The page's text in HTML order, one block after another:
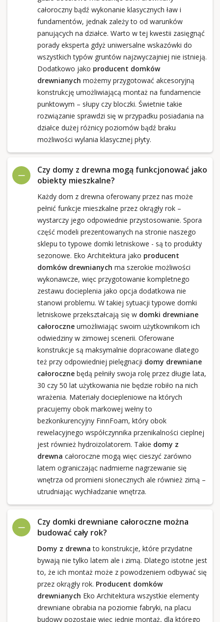
całoroczny bądź wykonanie klasycznych ław i
fundamentów, jednak zależy to od warunków
panujących na działce. Warto w tej kwestii zasięgnąć
porady eksperta gdyż uniwersalne wskazówki do
wszystkich typów gruntów najzwyczajniej nie istnieją.
Dodatkowo jako producent domków
drewnianych możemy przygotować akcesoryjną
konstrukcję umożliwiającą montaż na fundamencie
punktowym – słupy czy bloczki. Świetnie takie
rozwiązanie sprawdzi się w przypadku posiadania na
działce dużej różnicy poziomów bądź braku
możliwości wylania klasycznej płyty.
Czy domy z drewna mogą funkcjonować jako
obiekty mieszkalne?
Każdy dom z drewna oferowany przez nas może
pełnić funkcje mieszkalne przez okrągły rok –
wystarczy jego odpowiednie przystosowanie. Spora
część modeli prezentowanych na stronie naszego
sklepu to typowe domki letniskowe - są to produkty
sezonowe. Eko Architektura jako producent
domków drewnianych ma szerokie możliwości
wykonawcze, więc przygotowanie kompletnego
zestawu docieplenia jako opcja dodatkowa nie
stanowi problemu. W takiej sytuacji typowe domki
letniskowe przekształcają się w domki drewniane
całoroczneumożliwiając swoim użytkownikom ich
odwiedziny w zimowej scenerii. Oferowane
konstrukcje są maksymalnie dopracowane dlatego
też przy odpowiedniej pielęgnacji domy drewniane
całorocznebędą pełniły swoja rolę przez długie lata,
30 czy 50 lat użytkowania nie będzie robiło na nich
wrażenia. Materiały dociepleniowe na których
pracujemy obok markowej wełny to
bezkonkurencyjny FinnFoam, który obok
rewelacyjnego współczynnika przenikalności cieplnej
jest również hydroizolatorem. Takie domy z
drewna całoroczne mogą więc cieszyć zarówno
latem ograniczając nadmierne nagrzewanie się
wnętrza od promieni słonecznych ale również zimą –
utrudniając wychładzanie wnętrza.
Czy domki drewniane całoroczne można
budować cały rok?
Domy z drewna to konstrukcje, które przydatne
bywają nie tylko latem ale i zimą. Dlatego istotne jest
to, że ich montaż może z powodzeniem odbywać się
przez okrągły rok. Producent domków
drewnianych Eko Architektura wszystkie elementy
drewniane obrabia na poziomie fabryki, na placu
budowy pozostaje więc jednie montaż, dla którego